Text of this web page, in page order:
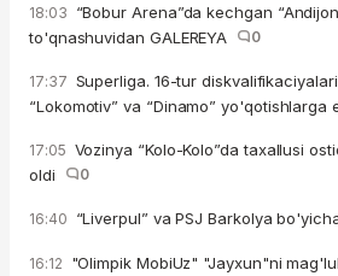
18:03 “Bobur Arena”da kechgan
to'qnashuvidan GALEREYA
0
17:37 Superliga. 16-tur
“Lokomotiv” va “Dinamo” yo'qotishlarga
17:05 Vozinya “Kolo-Kolo”da taxallusi
oldi
0
16:40 “Liverpul” va PSJ Barkolya
16:12 "Olimpik MobiUz" "Jayxun"ni